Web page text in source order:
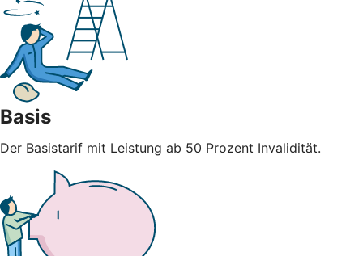
Basis
Der Basistarif mit Leistung ab 50 Prozent Invalidität.